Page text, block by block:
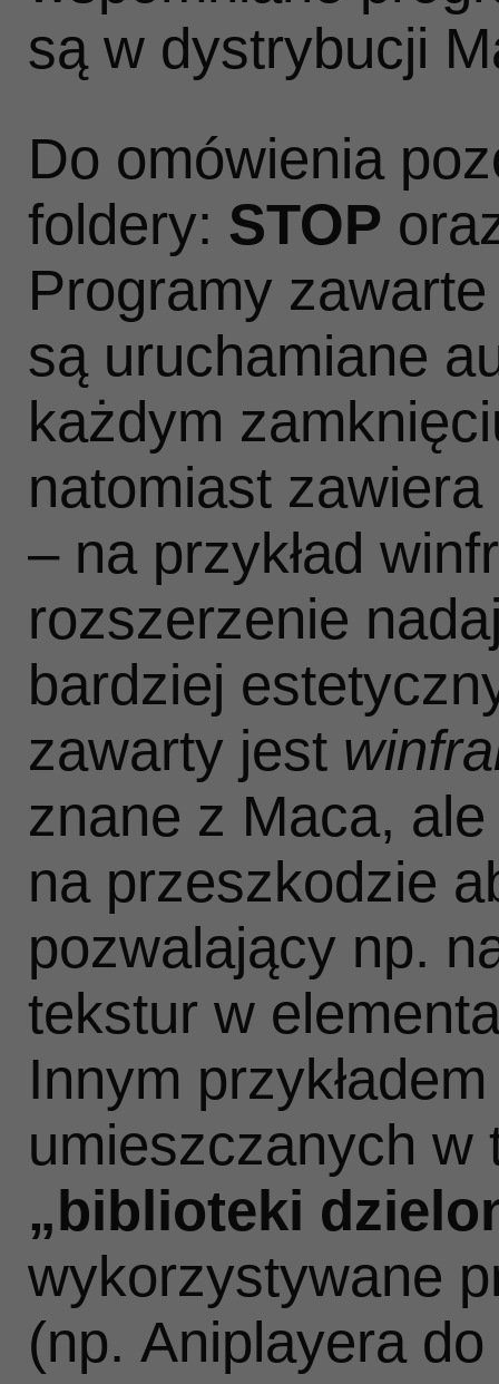
są w dystrybucji
Do omówienia
foldery: STOP
Programy
są uruchamiane
każdym
natomiast
– na przykład
rozszerzenie
bardziej
zawarty jest
znane z Maca,
na przeszkodzie
pozwalający np.
tekstur w
Innym
umieszczanych w
„biblioteki
wykorzystywane
(np. Aniplayera